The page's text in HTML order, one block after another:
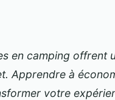
tout
en camping offrent
Apprendre à
votre